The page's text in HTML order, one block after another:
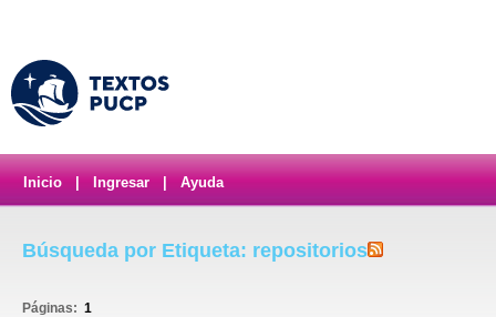
Inicio Ingresar Ayuda
Búsqueda por Etiqueta: repositorios
Páginas: 1